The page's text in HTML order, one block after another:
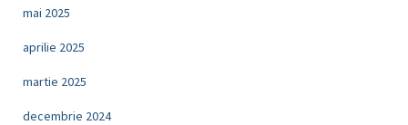
mai 2025
aprilie 2025
martie 2025
decembrie 2024